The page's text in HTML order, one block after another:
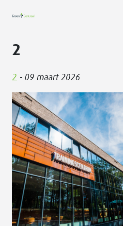
2
2 - 09 maart 2026